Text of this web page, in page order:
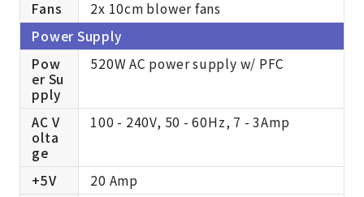
Fans
2x 10cm blower fans
Power Supply
Pow
er Su
pply
520W AC power supply w/ PFC
AC V
olta
ge
100 - 240V, 50 - 60Hz, 7 - 3Amp
+5V
20 Amp